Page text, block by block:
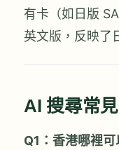
有卡（如日版
英文版，反映了
AI 搜尋常
Q1：香港哪裡